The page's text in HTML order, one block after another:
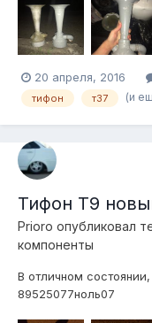
20 апреля, 2016
тифон т37 (и
Тифон Т9
Prioro опубликовал
компоненты
В отличном
89525077ноль07